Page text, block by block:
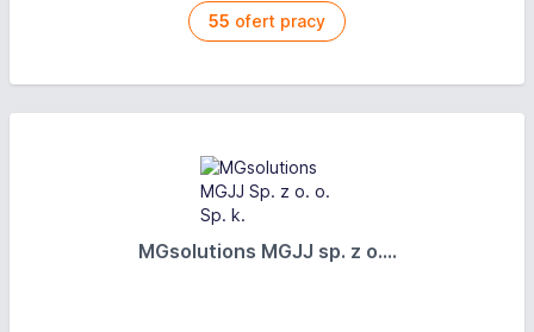
55 ofert pracy
MGsolutions MGJJ sp. z o....